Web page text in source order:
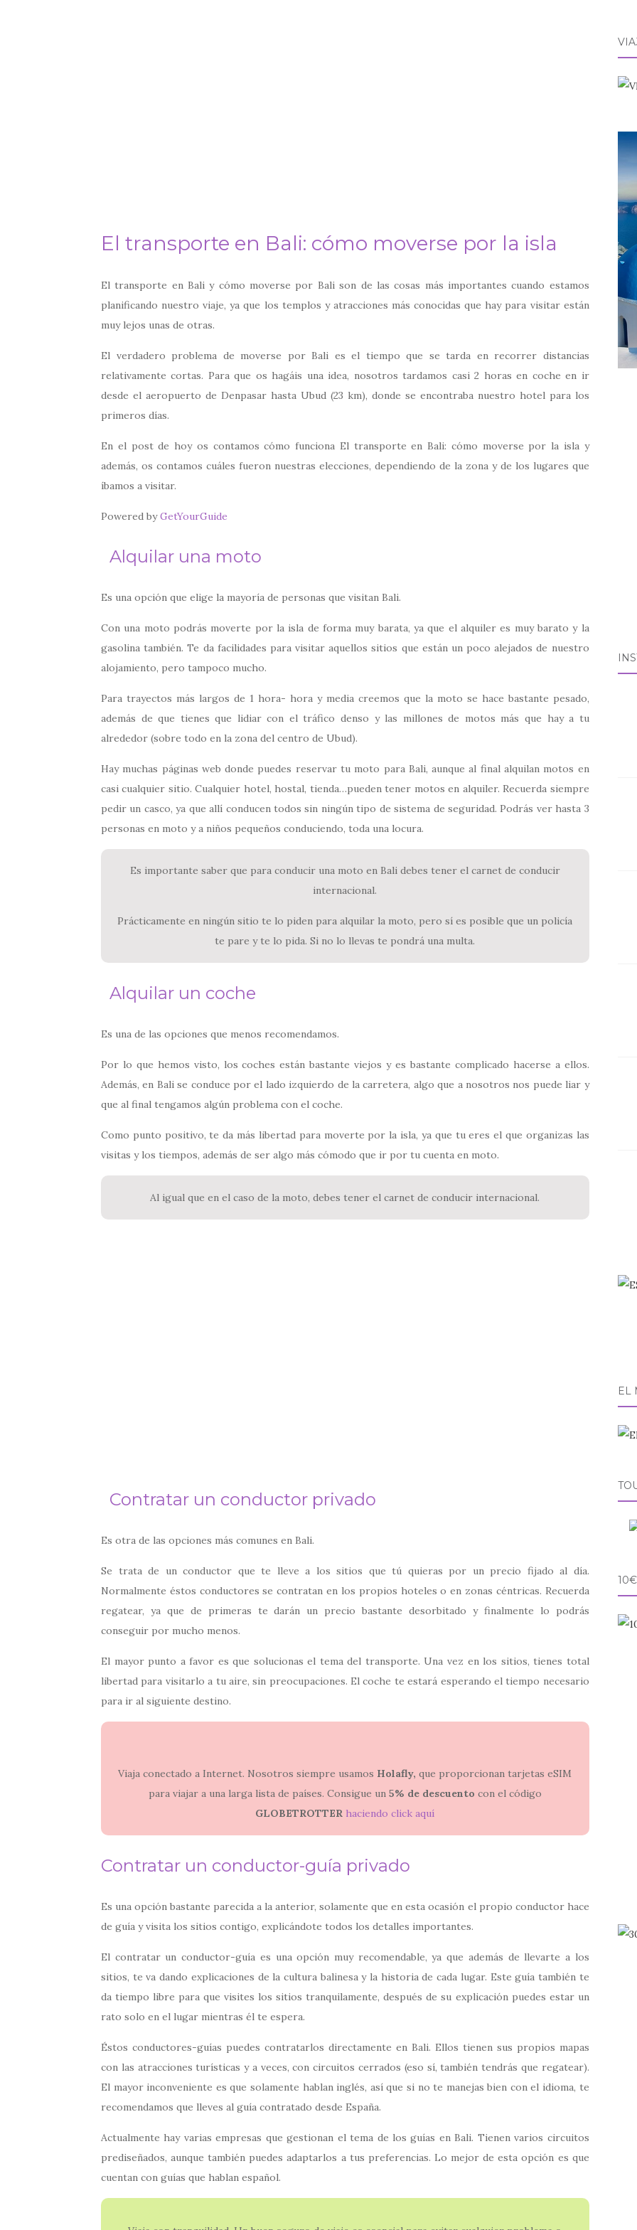
El transporte en Bali: cómo moverse por la isla
El transporte en Bali y cómo moverse por Bali son de las cosas más importantes cuando estamos
planificando nuestro viaje, ya que los templos y atracciones más conocidas que hay para visitar están
muy lejos unas de otras.
El verdadero problema de moverse por Bali es el tiempo que se tarda en recorrer distancias
relativamente cortas. Para que os hagáis una idea, nosotros tardamos casi 2 horas en coche en ir
desde el aeropuerto de Denpasar hasta Ubud (23 km), donde se encontraba nuestro hotel para los
primeros días.
En el post de hoy os contamos cómo funciona El transporte en Bali: cómo moverse por la isla y
además, os contamos cuáles fueron nuestras elecciones, dependiendo de la zona y de los lugares que
íbamos a visitar.
Powered byGetYourGuide
Alquilar una moto
Es una opción que elige la mayoría de personas que visitan Bali.
Con una moto podrás moverte por la isla de forma muy barata, ya que el alquiler es muy barato y la
gasolina también. Te da facilidades para visitar aquellos sitios que están un poco alejados de nuestro
alojamiento, pero tampoco mucho.
Para trayectos más largos de 1 hora- hora y media creemos que la moto se hace bastante pesado,
además de que tienes que lidiar con el tráfico denso y las millones de motos más que hay a tu
alrededor (sobre todo en la zona del centro de Ubud).
Hay muchas páginas web donde puedes reservar tu moto para Bali, aunque al final alquilan motos en
casi cualquier sitio. Cualquier hotel, hostal, tienda…pueden tener motos en alquiler. Recuerda siempre
pedir un casco, ya que allí conducen todos sin ningún tipo de sistema de seguridad. Podrás ver hasta 3
personas en moto y a niños pequeños conduciendo, toda una locura.
Es importante saber que para conducir una moto en Bali debes tener el carnet de conducir
internacional.
Prácticamente en ningún sitio te lo piden para alquilar la moto, pero sí es posible que un policía
te pare y te lo pida. Si no lo llevas te pondrá una multa.
Alquilar un coche
Es una de las opciones que menos recomendamos.
Por lo que hemos visto, los coches están bastante viejos y es bastante complicado hacerse a ellos.
Además, en Bali se conduce por el lado izquierdo de la carretera, algo que a nosotros nos puede liar y
que al final tengamos algún problema con el coche.
Como punto positivo, te da más libertad para moverte por la isla, ya que tu eres el que organizas las
visitas y los tiempos, además de ser algo más cómodo que ir por tu cuenta en moto.
Al igual que en el caso de la moto, debes tener el carnet de conducir internacional.
Contratar un conductor privado
Es otra de las opciones más comunes en Bali.
Se trata de un conductor que te lleve a los sitios que tú quieras por un precio fijado al día.
Normalmente éstos conductores se contratan en los propios hoteles o en zonas céntricas. Recuerda
regatear, ya que de primeras te darán un precio bastante desorbitado y finalmente lo podrás
conseguir por mucho menos.
El mayor punto a favor es que solucionas el tema del transporte. Una vez en los sitios, tienes total
libertad para visitarlo a tu aire, sin preocupaciones. El coche te estará esperando el tiempo necesario
para ir al siguiente destino.
Viaja conectado a Internet. Nosotros siempre usamos Holafly, que proporcionan tarjetas eSIM
para viajar a una larga lista de países. Consigue un 5% de descuento con el código
GLOBETROTTER haciendo click aquí
Contratar un conductor-guía privado
Es una opción bastante parecida a la anterior, solamente que en esta ocasión el propio conductor hace
de guía y visita los sitios contigo, explicándote todos los detalles importantes.
El contratar un conductor-guía es una opción muy recomendable, ya que además de llevarte a los
sitios, te va dando explicaciones de la cultura balinesa y la historia de cada lugar. Este guía también te
da tiempo libre para que visites los sitios tranquilamente, después de su explicación puedes estar un
rato solo en el lugar mientras él te espera.
Éstos conductores-guías puedes contratarlos directamente en Bali. Ellos tienen sus propios mapas
con las atracciones turísticas y a veces, con circuitos cerrados (eso sí, también tendrás que regatear).
El mayor inconveniente es que solamente hablan inglés, así que si no te manejas bien con el idioma, te
recomendamos que lleves al guía contratado desde España.
Actualmente hay varias empresas que gestionan el tema de los guías en Bali. Tienen varios circuitos
prediseñados, aunque también puedes adaptarlos a tus preferencias. Lo mejor de esta opción es que
cuentan con guías que hablan español.
EL